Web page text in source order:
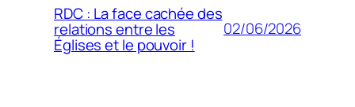
RDC : La face cachée des
relations entre les
Églises et le pouvoir !
02/06/2026